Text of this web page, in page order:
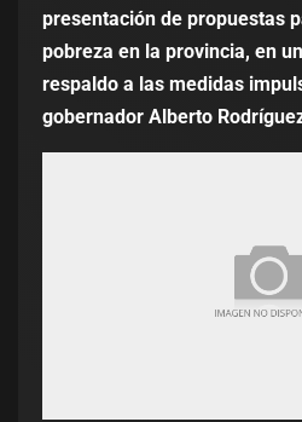
presentación de propuestas
pobreza en la provincia, en
respaldo a las medidas
gobernador Alberto